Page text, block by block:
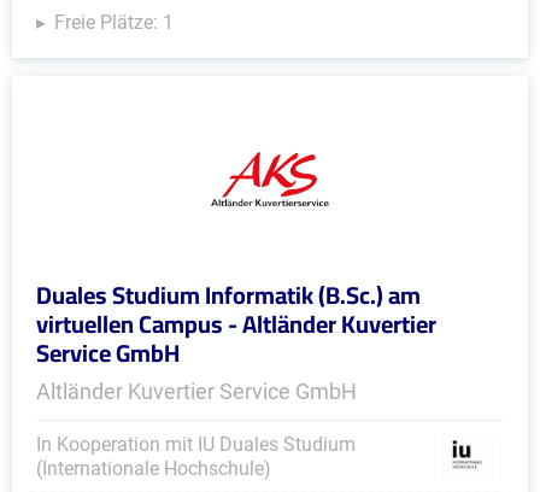
Freie Plätze: 1
Duales Studium Informatik (B.Sc.) am
virtuellen Campus - Altländer Kuvertier
Service GmbH
Altländer Kuvertier Service GmbH
In Kooperation mit IU Duales Studium
(Internationale Hochschule)